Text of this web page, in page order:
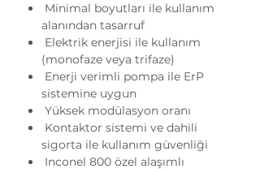
Minimal boyutları ile kullanım
alanından tasarruf
Elektrik enerjisi ile kullanım
(monofaze veya trifaze)
Enerji verimli pompa ile ErP
sistemine uygun
Yüksek modülasyon oranı
Kontaktor sistemi ve dahili
sigorta ile kullanım güvenliği
Inconel 800 özel alaşımlı